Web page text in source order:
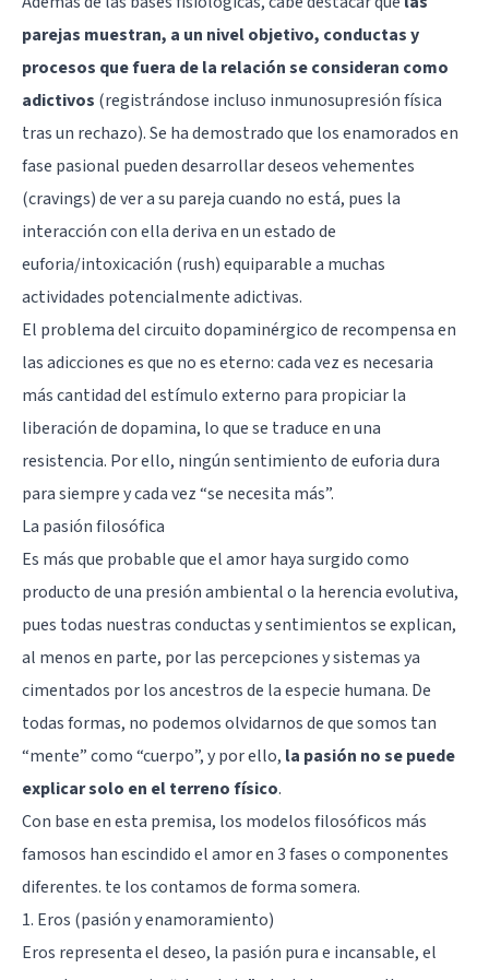
parejas muestran, a un nivel objetivo, conductas y
procesos que fuera de la relación se consideran como
adictivos (registrándose incluso inmunosupresión física
tras un rechazo). Se ha demostrado que los enamorados en
fase pasional pueden desarrollar deseos vehementes
(cravings) de ver a su pareja cuando no está, pues la
interacción con ella deriva en un estado de
euforia/intoxicación (rush) equiparable a muchas
actividades potencialmente adictivas.
El problema del circuito dopaminérgico de recompensa en
las adicciones es que no es eterno: cada vez es necesaria
más cantidad del estímulo externo para propiciar la
liberación de dopamina, lo que se traduce en una
resistencia. Por ello, ningún sentimiento de euforia dura
para siempre y cada vez “se necesita más”.
La pasión filosófica
Es más que probable que el amor haya surgido como
producto de una presión ambiental o la herencia evolutiva,
pues todas nuestras conductas y sentimientos se explican,
al menos en parte, por las percepciones y sistemas ya
cimentados por los ancestros de la especie humana. De
todas formas, no podemos olvidarnos de que somos tan
“mente” como “cuerpo”, y por ello, la pasión no se puede
explicar solo en el terreno físico.
Con base en esta premisa, los modelos filosóficos más
famosos han escindido el amor en 3 fases o componentes
diferentes. te los contamos de forma somera.
1. Eros (pasión y enamoramiento)
Eros representa el deseo, la pasión pura e incansable, el